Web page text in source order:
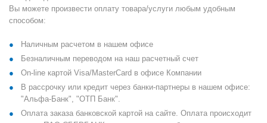
Вы можете произвести оплату товара/услуги любым удобным
способом:
Наличным расчетом в нашем офисе
Безналичным переводом на наш расчетный счет
On-line картой Visa/MasterCard в офисе Компании
В рассрочку или кредит через банки-партнеры в нашем офисе:
"Альфа-Банк", "ОТП Банк".
Оплата заказа банковской картой на сайте. Оплата происходит